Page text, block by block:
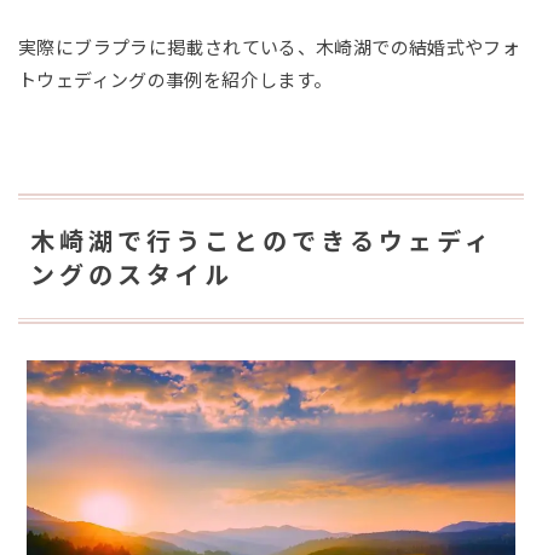
実際にブラプラに掲載されている、木崎湖での結婚式やフォ
トウェディングの事例を紹介します。
木崎湖で行うことのできるウェディ
ングのスタイル